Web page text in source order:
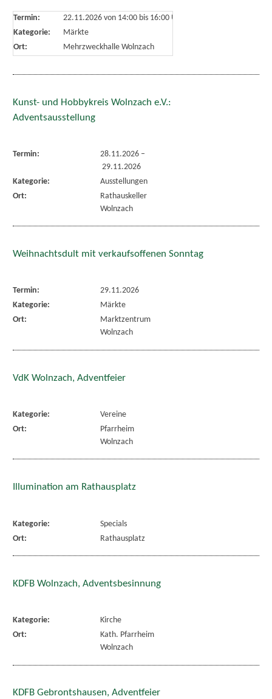
Termin: 22.11.2026 von 14:00bis 16:00 Uhr
Kategorie:
Märkte
Ort:
Mehrzweckhalle Wolnzach
Kunst- und Hobbykreis Wolnzach e.V.:
Adventsausstellung
Termin: 28.11.2026–
29.11.2026
Kategorie:
Ausstellungen
Ort:
Rathauskeller
Wolnzach
Weihnachtsdult mit verkaufsoffenen Sonntag
Termin:
29.11.2026
Kategorie:
Märkte
Ort:
Marktzentrum
Wolnzach
VdK Wolnzach, Adventfeier
Kategorie:
Vereine
Ort:
Pfarrheim
Wolnzach
Illumination am Rathausplatz
Kategorie:
Specials
Ort:
Rathausplatz
KDFB Wolnzach, Adventsbesinnung
Kategorie:
Kirche
Ort:
Kath. Pfarrheim
Wolnzach
KDFB Gebrontshausen, Adventfeier